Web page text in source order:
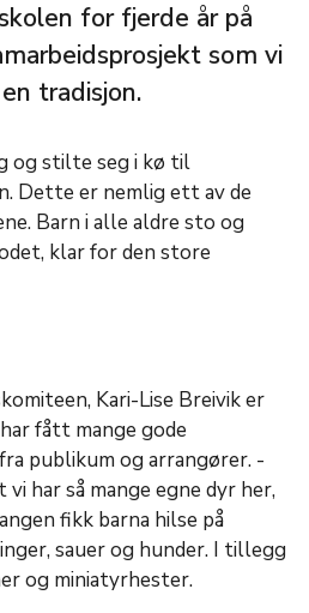
for fjerde år på
som vi
tradisjon.
og stilte seg i kø til
Dette er nemlig ett av de
Barn i alle aldre sto og
klar for den store
Kari-Lise Breivik er
fått mange gode
publikum og arrangører. -
har så mange egne dyr her,
fikk barna hilse på
sauer og hunder. I tillegg
og miniatyrhester.